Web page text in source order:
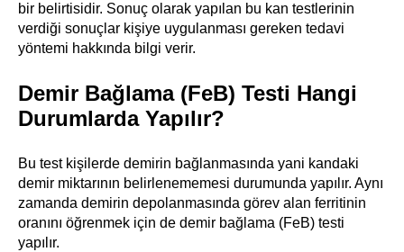
bir belirtisidir. Sonuç olarak yapılan bu kan testlerinin
verdiği sonuçlar kişiye uygulanması gereken tedavi
yöntemi hakkında bilgi verir.
Demir Bağlama (FeB) Testi Hangi
Durumlarda Yapılır?
Bu test kişilerde demirin bağlanmasında yani kandaki
demir miktarının belirlenememesi durumunda yapılır. Aynı
zamanda demirin depolanmasında görev alan ferritinin
oranını öğrenmek için de demir bağlama (FeB) testi
yapılır.